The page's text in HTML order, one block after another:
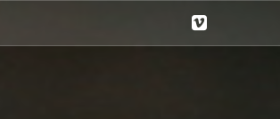
na